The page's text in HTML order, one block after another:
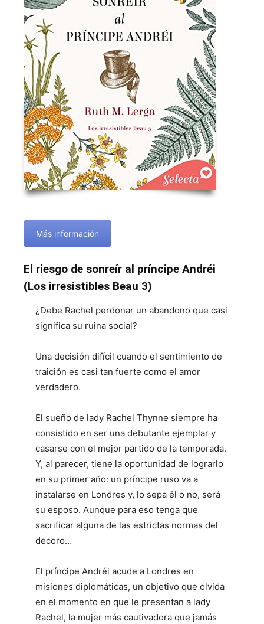
Más información
El riesgo de sonreír al príncipe Andréi
(Los irresistibles Beau 3)
¿Debe Rachel perdonar un abandono que casi
significa su ruina social?
Una decisión difícil cuando el sentimiento de
traición es casi tan fuerte como el amor
verdadero.
El sueño de lady Rachel Thynne siempre ha
consistido en ser una debutante ejemplar y
casarse con el mejor partido de la temporada.
Y, al parecer, tiene la oportunidad de lograrlo
en su primer año: un príncipe ruso va a
instalarse en Londres y, lo sepa él o no, será
su esposo. Aunque para eso tenga que
sacrificar alguna de las estrictas normas del
decoro…
El príncipe Andréi acude a Londres en
misiones diplomáticas, un objetivo que olvida
en el momento en que le presentan a lady
Rachel, la mujer más cautivadora que jamás